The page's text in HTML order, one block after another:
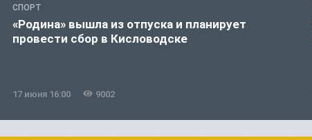
СПОРТ
«Родина» вышла из отпуска и планирует
провести сбор в Кисловодске
17 июня 16:00 9002